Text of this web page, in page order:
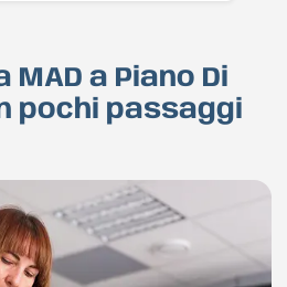
MAD a Piano Di
pochi passaggi